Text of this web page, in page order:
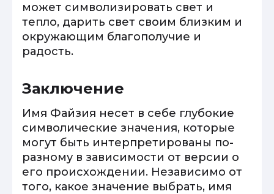
может символизировать свет и
тепло, дарить свет своим близким и
окружающим благополучие и
радость.
Заключение
Имя Файзия несет в себе глубокие
символические значения, которые
могут быть интерпретированы по-
разному в зависимости от версии о
его происхождении. Независимо от
того, какое значение выбрать, имя